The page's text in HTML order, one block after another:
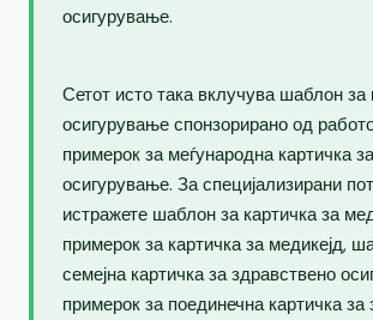
осигурување.
Сетот исто така вклучува шаблон за
осигурување спонзорирано од
примерок за меѓународна картичка
осигурување. За специјализирани
истражете шаблон за картичка за
примерок за картичка за медикејд,
семејна картичка за здравствено
примерок за поединечна картичка за